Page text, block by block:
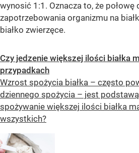
wynosić 1:1. Oznacza to, że połowę
zapotrzebowania organizmu na
białko zwierzęce.
Czy jedzenie większej ilości białka
przypadkach
Wzrost spożycia białka – często
dziennego spożycia – jest
spożywanie większej ilości białka
wszystkich?